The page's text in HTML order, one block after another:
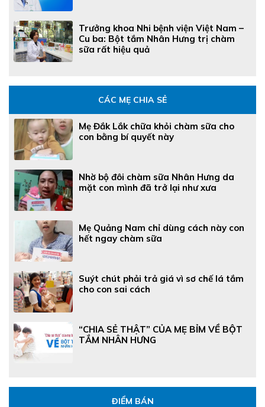
Trưởng khoa Nhi bệnh viện Việt Nam –
Cu ba: Bột tắm Nhân Hưng trị chàm
sữa rất hiệu quả
CÁC MẸ CHIA SẺ
Mẹ Đắk Lắk chữa khỏi chàm sữa cho
con bằng bí quyết này
Nhờ bộ đôi chàm sữa Nhân Hưng da
mặt con mình đã trở lại như xưa
Mẹ Quảng Nam chỉ dùng cách này con
hết ngay chàm sữa
Suýt chút phải trả giá vì sơ chế lá tắm
cho con sai cách
“CHIA SẺ THẬT” CỦA MẸ BỈM VỀ BỘT
TẮM NHÂN HƯNG
ĐIỂM BÁN